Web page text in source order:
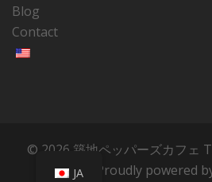
Blog
Contact
© 2026 築地ペッパーズカフェ
Proudly powered
JA